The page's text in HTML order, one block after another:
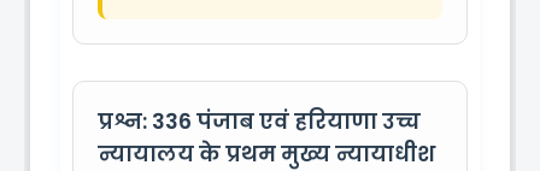
प्रश्न: 336 पंजाब एवं हरियाणा उच्च
न्यायालय के प्रथम मुख्य न्यायाधीश